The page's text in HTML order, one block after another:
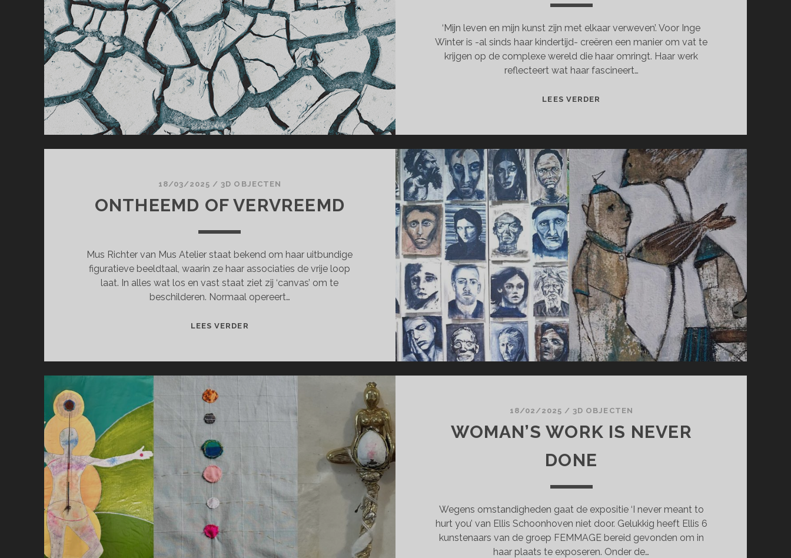
‘Mijn leven en mijn kunst zijn met elkaar verweven’. Voor Inge
Winter is -al sinds haar kindertijd- creëren een manier om vat te
krijgen op de complexe wereld die haar omringt. Haar werk
reflecteert wat haar fascineert…
LEES VERDER
18/03/2025 / 3D OBJECTEN
ONTHEEMD OF VERVREEMD
Mus Richter van Mus Atelier staat bekend om haar uitbundige
figuratieve beeldtaal, waarin ze haar associaties de vrije loop
laat. In alles wat los en vast staat ziet zij ‘canvas’ om te
beschilderen. Normaal opereert…
LEES VERDER
18/02/2025 / 3D OBJECTEN
WOMAN’S WORK IS NEVER
DONE
Wegens omstandigheden gaat de expositie ‘I never meant to
hurt you’ van Ellis Schoonhoven niet door. Gelukkig heeft Ellis 6
kunstenaars van de groep FEMMAGE bereid gevonden om in
haar plaats te exposeren. Onder de…